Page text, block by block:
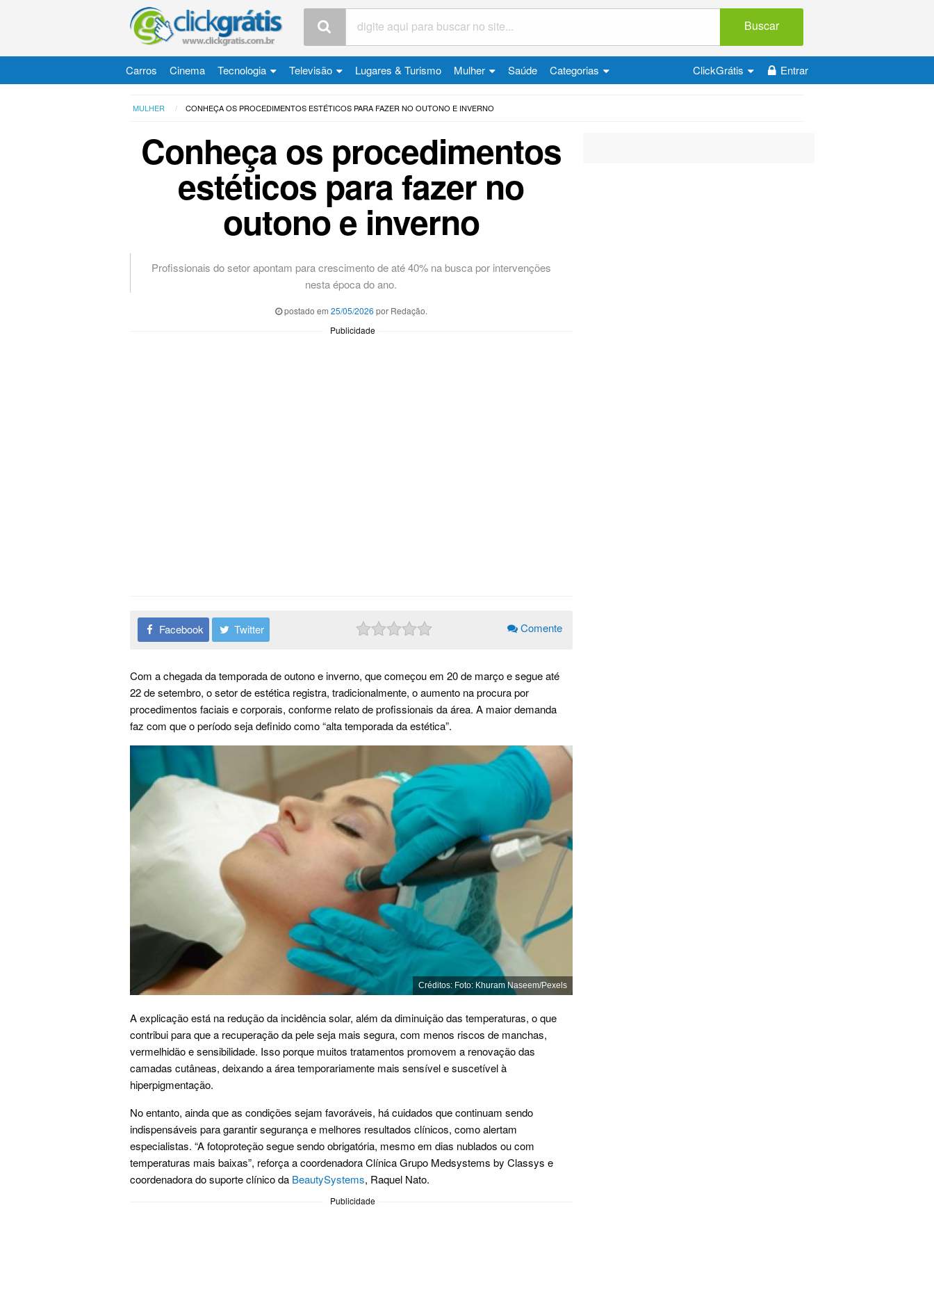
Buscar
Carros Cinema Tecnologia Televisão Lugares & Turismo Mulher Saúde Categorias Entrar
ClickGrátis
MULHER CONHEÇA OS PROCEDIMENTOS ESTÉTICOS PARA FAZER NO OUTONO E INVERNO
Conheça os procedimentos
estéticos para fazer no
outono e inverno
Profissionais do setor apontam para crescimento de até 40% na busca por intervenções
nesta época do ano.
postado em 25/05/2026 por Redação.
Publicidade
Facebook Twitter Comente
Com a chegada da temporada de outono e inverno, que começou em 20 de março e segue até
22 de setembro, o setor de estética registra, tradicionalmente, o aumento na procura por
procedimentos faciais e corporais, conforme relato de profissionais da área. A maior demanda
faz com que o período seja definido como “alta temporada da estética”.
Créditos: Foto: Khuram Naseem/Pexels
A explicação está na redução da incidência solar, além da diminuição das temperaturas, o que
contribui para que a recuperação da pele seja mais segura, com menos riscos de manchas,
vermelhidão e sensibilidade. Isso porque muitos tratamentos promovem a renovação das
camadas cutâneas, deixando a área temporariamente mais sensível e suscetível à
hiperpigmentação.
No entanto, ainda que as condições sejam favoráveis, há cuidados que continuam sendo
indispensáveis para garantir segurança e melhores resultados clínicos, como alertam
especialistas. “A fotoproteção segue sendo obrigatória, mesmo em dias nublados ou com
temperaturas mais baixas”, reforça a coordenadora Clínica Grupo Medsystems by Classys e
coordenadora do suporte clínico da BeautySystems, Raquel Nato.
Publicidade